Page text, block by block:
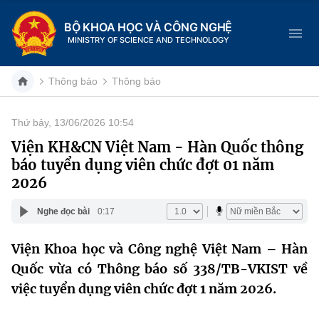
BỘ KHOA HỌC VÀ CÔNG NGHỆ
MINISTRY OF SCIENCE AND TECHNOLOGY
Danh mục
Trang chủ
Cơ cấu tổ chức
Khoa học và Công nghệ
Dịch vụ công
Thông báo Thông báo
Thứ bảy, 13/06/2026 10:54
Viện KH&CN Việt Nam - Hàn Quốc thông
báo tuyển dụng viên chức đợt 01 năm
2026
Nghe đọc bài 0:17
Viện Khoa học và Công nghệ Việt Nam – Hàn
Quốc vừa có Thông báo số 338/TB-VKIST về
việc tuyển dụng viên chức đợt 1 năm 2026.